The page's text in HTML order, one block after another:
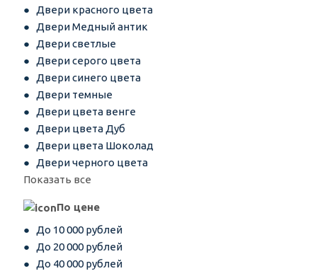
Двери красного цвета
Двери Медный антик
Двери светлые
Двери серого цвета
Двери синего цвета
Двери темные
Двери цвета венге
Двери цвета Дуб
Двери цвета Шоколад
Двери черного цвета
Показать все
По цене
До 10 000 рублей
До 20 000 рублей
До 40 000 рублей